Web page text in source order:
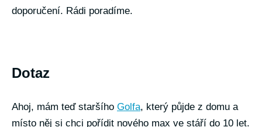
doporučení. Rádi poradíme.
Dotaz
Ahoj, mám teď staršího Golfa, který půjde z domu a
místo něj si chci pořídit nového max ve stáří do 10 let.